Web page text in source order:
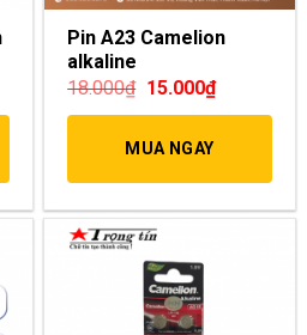
Pin A23 Camelion
alkaline
18.000₫ 15.000₫
MUA NGAY